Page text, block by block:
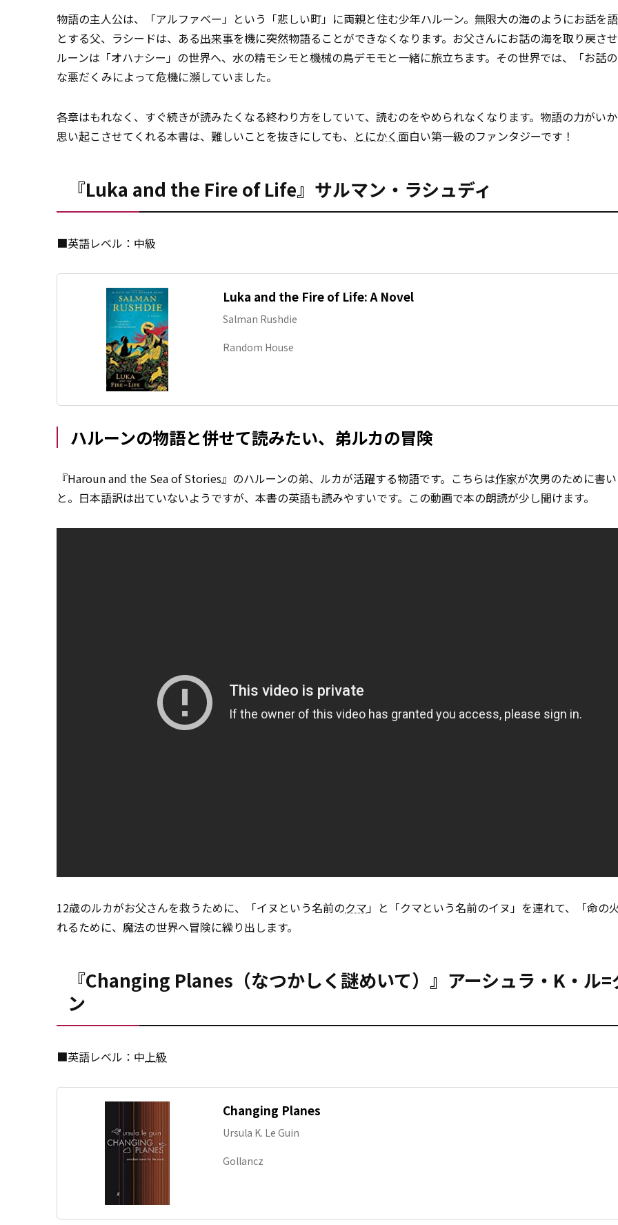
物語の主人公は、「アルファベー」という「悲しい町」に両親と住む少年ハルーン。無限大の海のようにお話を
とする父、ラシードは、ある出来事を機に突然物語ることができなくなります。お父さんにお話の海を取り戻さ
ルーンは「オハナシー」の世界へ、水の精モシモと機械の鳥デモモと一緒に旅立ちます。その世界では、「お話
な悪だくみによって危機に瀕していました。
各章はもれなく、すぐ続きが読みたくなる終わり方をしていて、読むのをやめられなくなります。物語の力がい
思い起こさせてくれる本書は、難しいことを抜きにしても、 とにかく 面白い第一級のファンタジーです！
『Luka and the Fire of Life』サルマン・ラシュディ
■英語レベル：中級
Luka and the Fire of Life: A Novel
Salman Rushdie
Random House
ハルーンの物語と併せて読みたい、弟ルカの冒険
『Haroun and the Sea of Stories』のハルーンの弟、ルカが活躍する物語です。こちらは作家が次男のために書
と。日本語訳は出ていないようですが、本書の英語も読みやすいです。この動画で本の朗読が少し聞けます。
12歳のルカがお父さんを救うために、「イヌという名前のクマ」と「クマという名前のイヌ」を連れて、「命の
れるために、魔法の世界へ冒険に繰り出します。
『Changing Planes（なつかしく謎めいて）』アーシュラ・K・ル=
ン
■英語レベル：中上級
Changing Planes
Ursula K. Le Guin
Gollancz